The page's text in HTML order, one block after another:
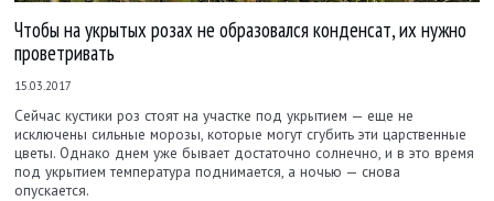
Чтобы на укрытых розах не образовался конденсат, их нужно
проветривать
15.03.2017
Сейчас кустики роз стоят на участке под укрытием — еще не
исключены сильные морозы, которые могут сгубить эти царственные
цветы. Однако днем уже бывает достаточно солнечно, и в это время
под укрытием температура поднимается, а ночью — снова
опускается.